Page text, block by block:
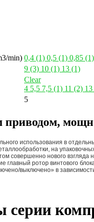
min) 0,4 (1) 0,5 (1) 0,85 (1)
9 (3) 10 (1) 13 (1)
Clear
4 5,5 7,5 (1) 11 (2) 13
5
использования в
на
совершенно нового
главный ротор винтового
выключено» в